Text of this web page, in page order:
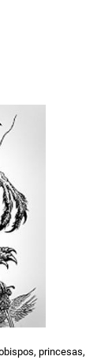
princesas,